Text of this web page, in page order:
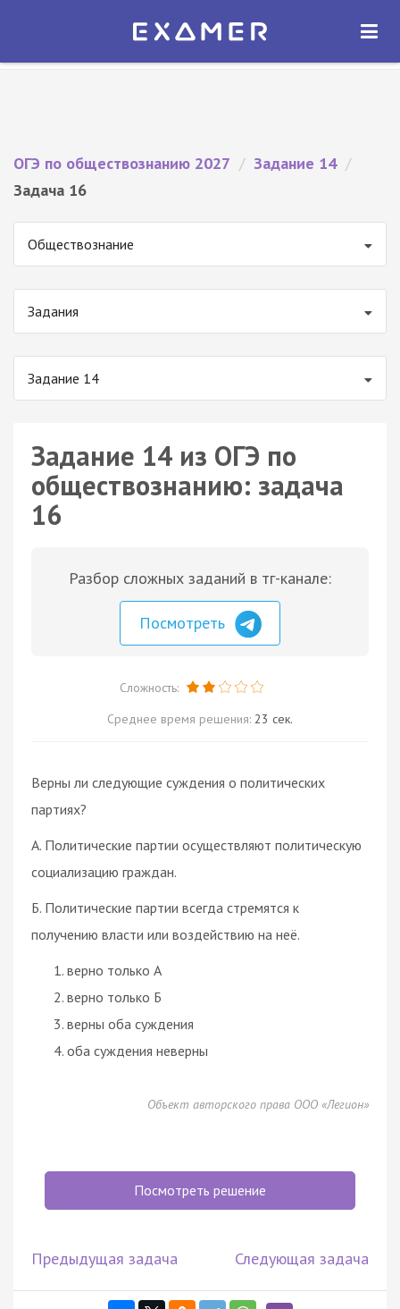
Экзамер — ЕГЭ 2027
ОТКРЫТЬ
ОГЭ по обществознанию 2027 / Задание 14 /
Задача 16
Обществознание
Задания
Задание 14
Задание 14 из ОГЭ по
обществознанию: задача
16
Разбор сложных заданий в тг-канале:
Посмотреть
Сложность:
Среднее время решения: 23 сек.
Верны ли следующие суждения о политических
партиях?
А. Политические партии осуществляют политическую
социализацию граждан.
Б. Политические партии всегда стремятся к
получению власти или воздействию на неё.
верно только А
верно только Б
верны оба суждения
оба суждения неверны
Объект авторского права ООО «Легион»
Посмотреть решение
Предыдущая задача Следующая задача